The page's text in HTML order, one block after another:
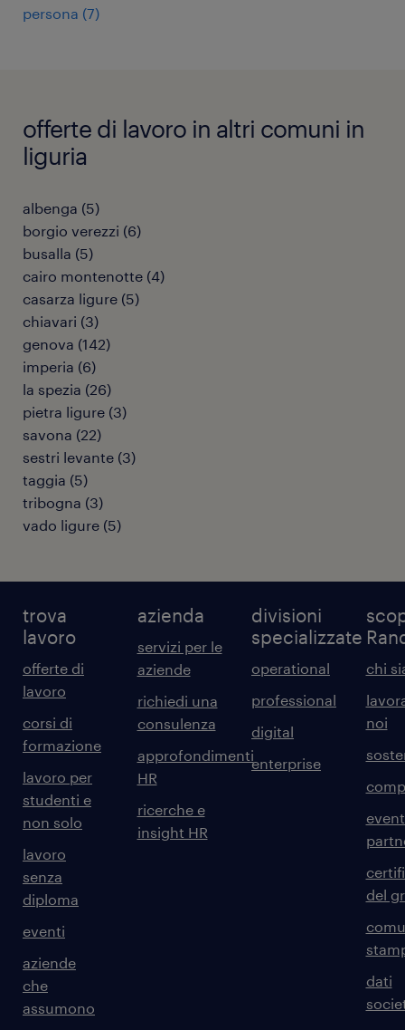
persona (7)
offerte di lavoro in altri comuni in
liguria
albenga (5)
borgio verezzi (6)
busalla (5)
cairo montenotte (4)
casarza ligure (5)
chiavari (3)
genova (142)
imperia (6)
la spezia (26)
pietra ligure (3)
savona (22)
sestri levante (3)
taggia (5)
tribogna (3)
vado ligure (5)
trova
lavoro
offerte di
lavoro
corsi di
formazione
lavoro per
studenti e
non solo
lavoro
senza
diploma
eventi
aziende
che
assumono
azienda
servizi per le
aziende
richiedi una
consulenza
approfondimenti
HR
ricerche e
insight HR
divisioni
specializzate
operational
professional
digital
enterprise
chi
noi
del
dati